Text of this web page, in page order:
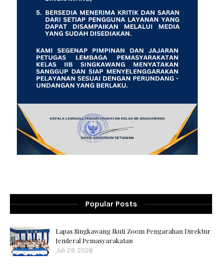
Popular Posts
Lapas Singkawang Ikuti Zoom Pengarahan Direktur
Jenderal Pemasyarakatan
Juli 29, 2026